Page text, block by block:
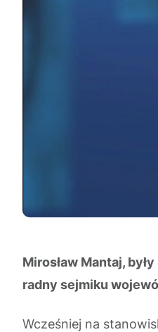
Mirosław Mantaj,
radny sejmiku
Wcześniej na